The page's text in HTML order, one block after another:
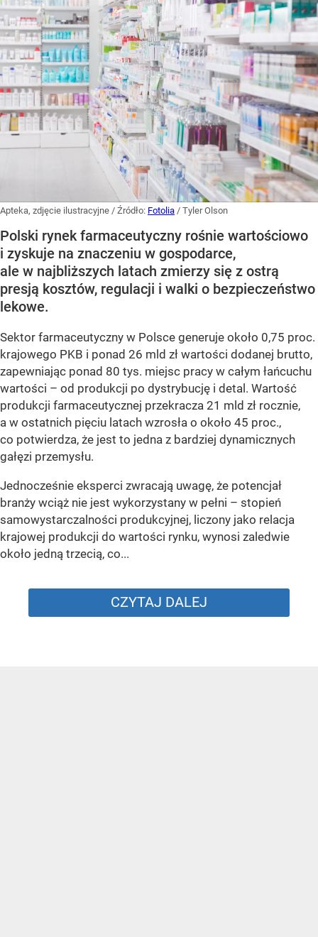
Apteka, zdjęcie ilustracyjne / Źródło: Fotolia / Tyler Olson
Polski rynek farmaceutyczny rośnie wartościowo
i zyskuje na znaczeniu w gospodarce,
ale w najbliższych latach zmierzy się z ostrą
presją kosztów, regulacji i walki o bezpieczeństwo
lekowe.
Sektor farmaceutyczny w Polsce generuje około 0,75 proc.
krajowego PKB i ponad 26 mld zł wartości dodanej brutto,
zapewniając ponad 80 tys. miejsc pracy w całym łańcuchu
wartości – od produkcji po dystrybucję i detal. Wartość
produkcji farmaceutycznej przekracza 21 mld zł rocznie,
a w ostatnich pięciu latach wzrosła o około 45 proc.,
co potwierdza, że jest to jedna z bardziej dynamicznych
gałęzi przemysłu.
Jednocześnie eksperci zwracają uwagę, że potencjał
branży wciąż nie jest wykorzystany w pełni – stopień
samowystarczalności produkcyjnej, liczony jako relacja
krajowej produkcji do wartości rynku, wynosi zaledwie
około jedną trzecią, co...
CZYTAJ DALEJ